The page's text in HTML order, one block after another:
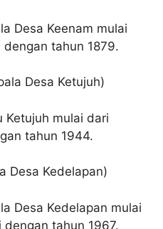
Desa Keenam mulai
tahun 1879.
Desa Ketujuh)
Ketujuh mulai dari
tahun 1944.
Desa Kedelapan)
Desa Kedelapan mulai
tahun 1967.